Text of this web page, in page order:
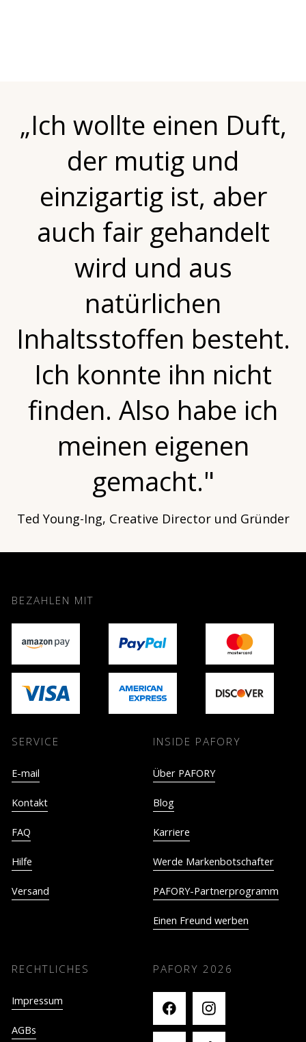
„Ich wollte einen Duft,
der mutig und
einzigartig ist, aber
auch fair gehandelt
wird und aus
natürlichen
Inhaltsstoffen besteht.
Ich konnte ihn nicht
finden. Also habe ich
meinen eigenen
gemacht."
Ted Young-Ing, Creative Director und Gründer
BEZAHLEN MIT
SERVICE
E-mail
Kontakt
FAQ
Hilfe
Versand
INSIDE PAFORY
Über PAFORY
Blog
Karriere
Werde Markenbotschafter
PAFORY-Partnerprogramm
Einen Freund werben
RECHTLICHES
Impressum
AGBs
PAFORY 2026